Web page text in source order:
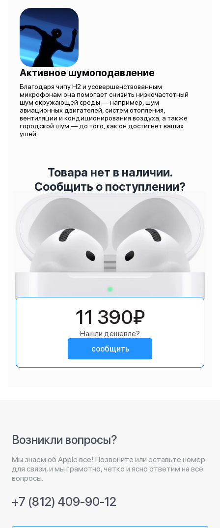
Активное шумоподавление
Благодаря чипу H2 и усовершенствованным
микрофонам она помогает снизить низкочастотный
шум окружающей среды — например, шум
авиационных двигателей, систем отопления,
вентиляции и кондиционирования воздуха, а также
городской шум — до того, как он достигнет ваших
ушей
Товара нет в наличии.
Сообщить о поступлении?
11 390₽
Нашли дешевле?
сообщить
Возникли вопросы?
Мы знаем об Apple все! Позвоните или оставьте номер
для связи, и мы грамотно, четко и ясно ответим на все
вопросы.
+7 (812) 409-90-12